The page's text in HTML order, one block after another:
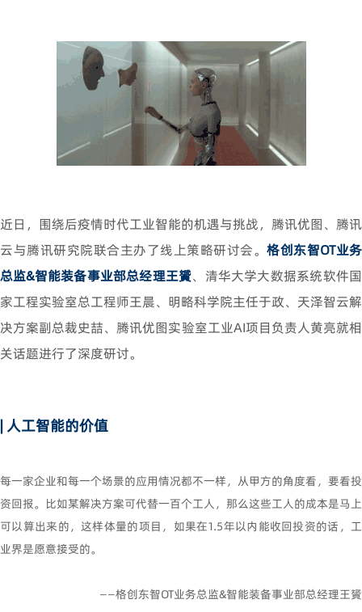
近日，围绕后疫情时代工业智能的机遇与挑战，腾讯优图、腾讯
云与腾讯研究院联合主办了线上策略研讨会。 格创东智OT业务
总监&智能装备事业部总经理王贇、清华大学大数据系统软件国
家工程实验室总工程师王晨、明略科学院主任于政、天泽智云解
决方案副总裁史喆、腾讯优图实验室工业AI项目负责人黄亮就相
关话题进行了深度研讨。
| 人工智能的价值
每一家企业和每一个场景的应用情况都不一样，从甲方的角度看，要看投
资回报。比如某解决方案可代替一百个工人，那么这些工人的成本是马上
可以算出来的，这样体量的项目，如果在1.5年以内能收回投资的话，工
业界是愿意接受的。
——格创东智OT业务总监&智能装备事业部总经理王贇